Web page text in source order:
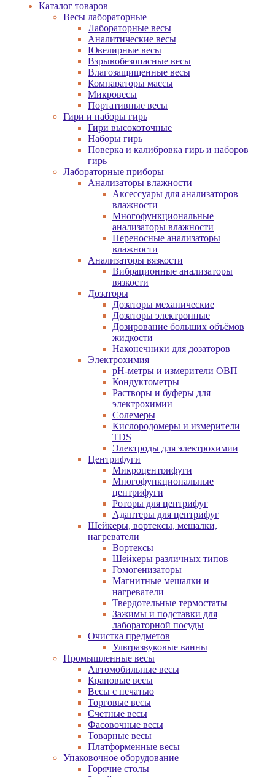
Каталог товаров
Весы лабораторные
Лабораторные весы
Аналитические весы
Ювелирные весы
Взрывобезопасные весы
Влагозащищенные весы
Компараторы массы
Микровесы
Портативные весы
Гири и наборы гирь
Гири высокоточные
Наборы гирь
Поверка и калибровка гирь и наборов
гирь
Лабораторные приборы
Анализаторы влажности
Аксессуары для анализаторов
влажности
Многофункциональные
анализаторы влажности
Переносные анализаторы
влажности
Анализаторы вязкости
Вибрационные анализаторы
вязкости
Дозаторы
Дозаторы механические
Дозаторы электронные
Дозирование больших объёмов
жидкости
Наконечники для дозаторов
Электрохимия
pH-метры и измерители ОВП
Кондуктометры
Растворы и буферы для
электрохимии
Солемеры
Кислородомеры и измерители
TDS
Электроды для электрохимии
Центрифуги
Микроцентрифуги
Многофункциональные
центрифуги
Роторы для центрифуг
Адаптеры для центрифуг
Шейкеры, вортексы, мешалки,
нагреватели
Вортексы
Шейкеры различных типов
Гомогенизаторы
Магнитные мешалки и
нагреватели
Твердотельные термостаты
Зажимы и подставки для
лабораторной посуды
Очистка предметов
Ультразвуковые ванны
Промышленные весы
Автомобильные весы
Крановые весы
Весы с печатью
Торговые весы
Счетные весы
Фасовочные весы
Товарные весы
Платформенные весы
Упаковочное оборудование
Горячие столы